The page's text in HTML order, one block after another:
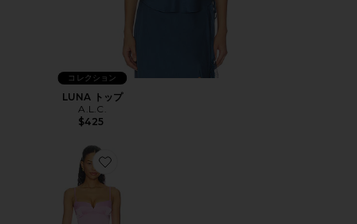
コレクション
LUNA トップ
A.L.C.
$425
Favorite LYRA ミディ丈ドレス